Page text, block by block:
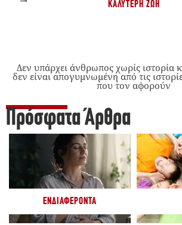
ΚΑΛΎΤΕΡΗ ΖΩΉ
Δεν υπάρχει άνθρωπος χωρίς ιστορία
δεν είναι απογυμνωμένη από τις
που τον αφορούν
Πρόσφατα Άρθρα
ΕΝΔΙΑΦΈΡΟΝΤΑ